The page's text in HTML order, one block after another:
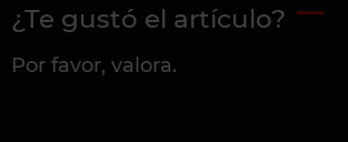
¿Te gustó el artículo?
Por favor, valora.